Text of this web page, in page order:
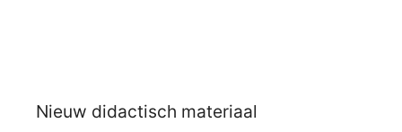
Nieuw didactisch materiaal